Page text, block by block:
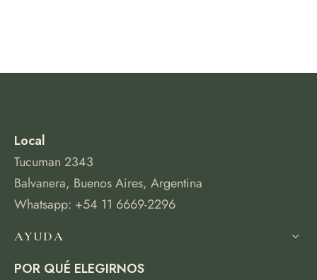
Local
Tucuman 2343
Balvanera, Buenos Aires, Argentina
Whatsapp: +54 11 6669-2296
AYUDA
POR QUÉ ELEGIRNOS